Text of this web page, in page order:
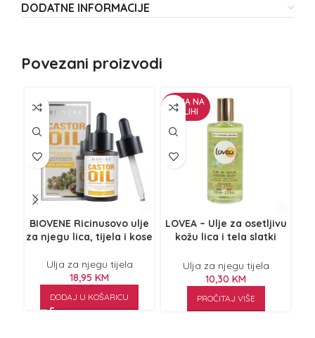
DODATNE INFORMACIJE
Povezani proizvodi
BIOVENE Ricinusovo ulje
za njegu lica, tijela i kose
Ulja za njegu tijela
18,95 KM
DODAJ U KOŠARICU
NEMA NA
ZALIHI
LOVEA – Ulje za osetljivu
kožu lica i tela slatki
Ulja za njegu tijela
10,30 KM
PROČITAJ VIŠE